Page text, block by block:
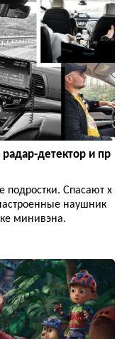
детектор и пр
подростки. Спасают х
наушник
минивэна.